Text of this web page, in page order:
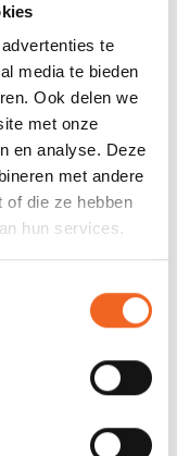
te
media te bieden
Ook delen we
met onze
en analyse. Deze
met andere
of die ze hebben
hun services.